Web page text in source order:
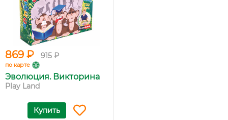
869 ₽ 915 ₽
по карте
Эволюция. Викторина
Play Land
Купить